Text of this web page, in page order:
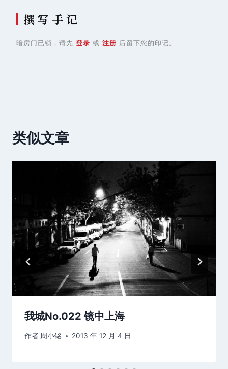
撰 写 手 记
暗房门已锁，请先 登录 或 注册 后留下您的印记。
类似文章
我城No.022 镜中上海
作者 周小铭 2013 年 12 月 4 日